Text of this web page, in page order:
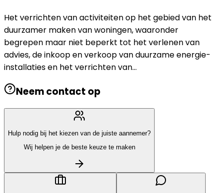
Het verrichten van activiteiten op het gebied van het
duurzamer maken van woningen, waaronder
begrepen maar niet beperkt tot het verlenen van
advies, de inkoop en verkoop van duurzame energie-
installaties en het verrichten van...
Neem contact op
Hulp nodig bij het kiezen van de juiste aannemer?
Wij helpen je de beste keuze te maken